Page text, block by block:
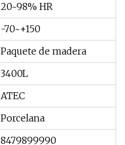
20~98% HR
-70~+150
Paquete de madera
3400L
ATEC
Porcelana
8479899990